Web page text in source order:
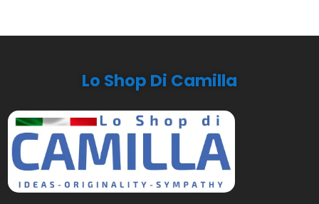
Lo Shop Di Camilla